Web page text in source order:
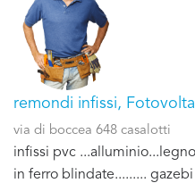
remondi infissi,
via di boccea 648 casalotti
infissi pvc
in ferro blindate.........